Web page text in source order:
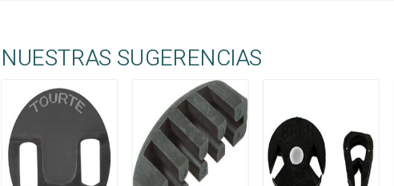
NUESTRAS SUGERENCIAS